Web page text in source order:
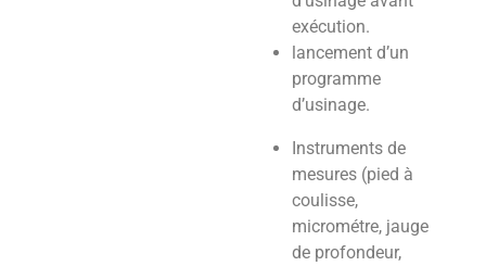
exécution.
lancement d’un
programme
d’usinage.
Instruments de
mesures (pied à
coulisse,
micrométre, jauge
de profondeur,